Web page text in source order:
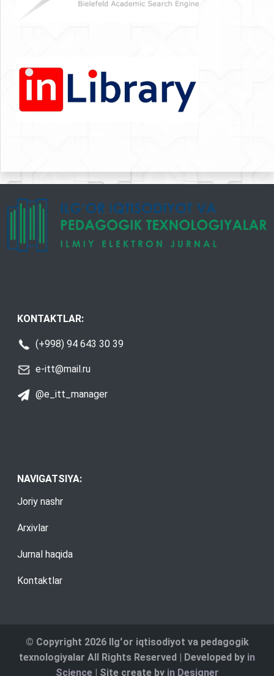
KONTAKTLAR:
(+998) 94 643 30 39
e-itt@mail.ru
@e_itt_manager
NAVIGATSIYA:
Joriy nashr
Arxivlar
Jurnal haqida
Kontaktlar
© Copyright 2026 Ilgʻor iqtisodiyot va pedagogik
texnologiyalar All Rights Reserved | Developed by in
Science| Site create by in Designer